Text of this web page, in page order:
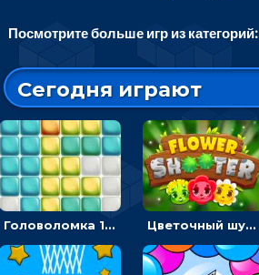
Посмотрите больше игр из категорий:
Сегодня играют
Головоломка 10х10 Цветочный шутер: стрелять пчелками по цветам